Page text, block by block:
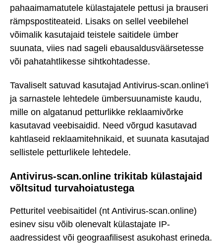
pahaaimamatutele külastajatele pettusi ja brauseri
rämpspostiteateid. Lisaks on sellel veebilehel
võimalik kasutajaid teistele saitidele ümber
suunata, viies nad sageli ebausaldusväärsetesse
või pahatahtlikesse sihtkohtadesse.
Tavaliselt satuvad kasutajad Antivirus-scan.online'i
ja sarnastele lehtedele ümbersuunamiste kaudu,
mille on algatanud petturlikke reklaamivõrke
kasutavad veebisaidid. Need võrgud kasutavad
kahtlaseid reklaamitehnikaid, et suunata kasutajad
sellistele petturlikele lehtedele.
Antivirus-scan.online trikitab külastajaid
võltsitud turvahoiatustega
Petturitel veebisaitidel (nt Antivirus-scan.online)
esinev sisu võib olenevalt külastajate IP-
aadressidest või geograafilisest asukohast erineda.